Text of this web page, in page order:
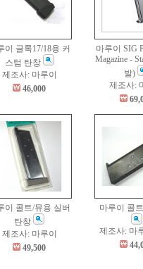
이 글록17/18용 커
스텀 탄창
제조사: 마루이
46,000
마루이 SIG
Magazine -
발)
제조사:
이 콜트/뮤용 실버
탄창
제조사: 마루이
49,500
마루이 콜
제조사: 마